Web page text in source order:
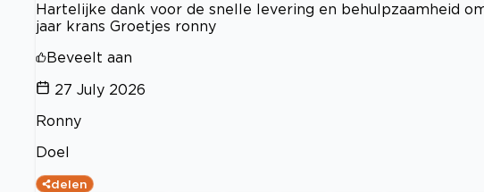
Hartelijke dank voor de snelle levering en behulpzaamheid
jaar krans Groetjes ronny
Beveelt aan
27 July 2026
Ronny
Doel
delen